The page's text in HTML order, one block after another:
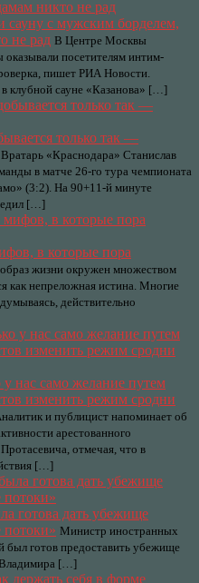
с мужским борделем,
не рад В Центре Москвы
посетителям интим-
пишет РИА Новости.
клубной сауне «Казанова» […]
только так —
Вратарь «Краснодара» Станислав
в матче 26-го тура чемпионата
(3:2). На 90+11-й минуте
[…]
в которые пора
жизни окружен множеством
как непреложная истина. Многие
действительно
нас само желание путем
изменить режим сродни
и публицист напоминает об
арестованного
отмечая, что в
[…]
готова дать убежище
Министр иностранных
был готов предоставить убежище
Владимира […]